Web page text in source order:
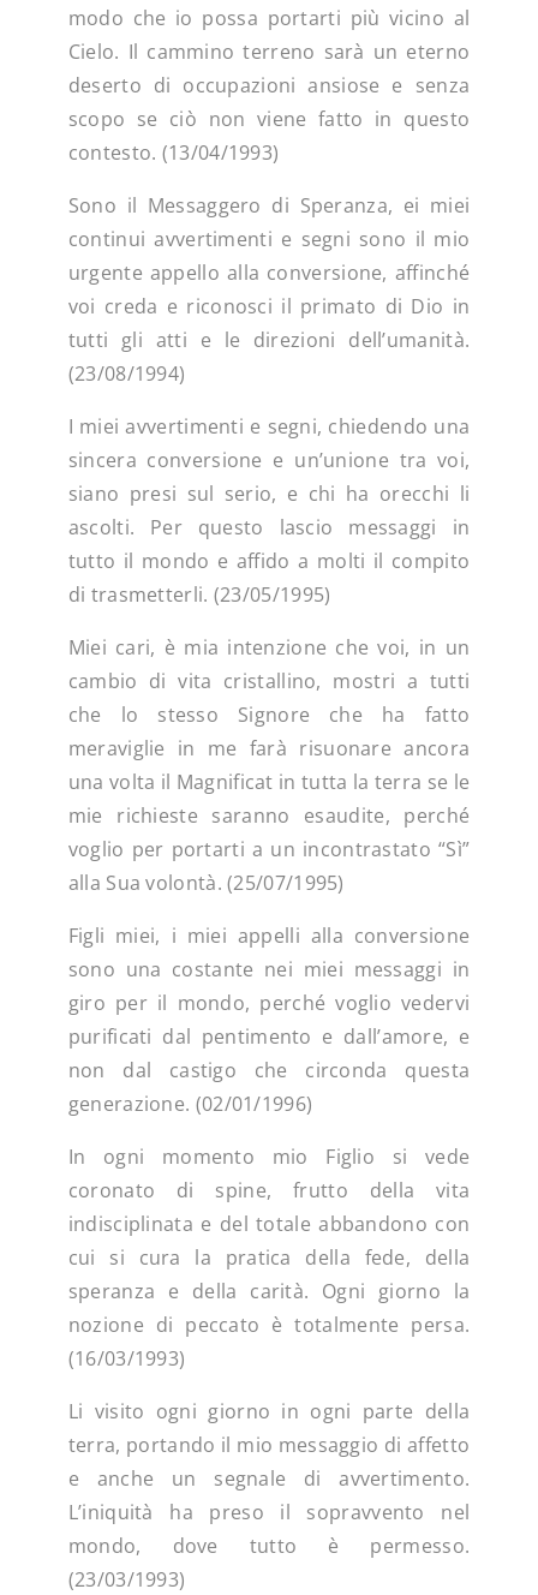
modo che io possa portarti più vicino al
Cielo. Il cammino terreno sarà un eterno
deserto di occupazioni ansiose e senza
scopo se ciò non viene fatto in questo
contesto. (13/04/1993)
Sono il Messaggero di Speranza, ei miei
continui avvertimenti e segni sono il mio
urgente appello alla conversione, affinché
voi creda e riconosci il primato di Dio in
tutti gli atti e le direzioni dell’umanità.
(23/08/1994)
I miei avvertimenti e segni, chiedendo una
sincera conversione e un’unione tra voi,
siano presi sul serio, e chi ha orecchi li
ascolti. Per questo lascio messaggi in
tutto il mondo e affido a molti il ​​compito
di trasmetterli. (23/05/1995)
Miei cari, è mia intenzione che voi, in un
cambio di vita cristallino, mostri a tutti
che lo stesso Signore che ha fatto
meraviglie in me farà risuonare ancora
una volta il Magnificat in tutta la terra se le
mie richieste saranno esaudite, perché
voglio per portarti a un incontrastato “Sì”
alla Sua volontà. (25/07/1995)
Figli miei, i miei appelli alla conversione
sono una costante nei miei messaggi in
giro per il mondo, perché voglio vedervi
purificati dal pentimento e dall’amore, e
non dal castigo che circonda questa
generazione. (02/01/1996)
In ogni momento mio Figlio si vede
coronato di spine, frutto della vita
indisciplinata e del totale abbandono con
cui si cura la pratica della fede, della
speranza e della carità. Ogni giorno la
nozione di peccato è totalmente persa.
(16/03/1993)
Li visito ogni giorno in ogni parte della
terra, portando il mio messaggio di affetto
e anche un segnale di avvertimento.
L’iniquità ha preso il sopravvento nel
mondo, dove tutto è permesso.
(23/03/1993)